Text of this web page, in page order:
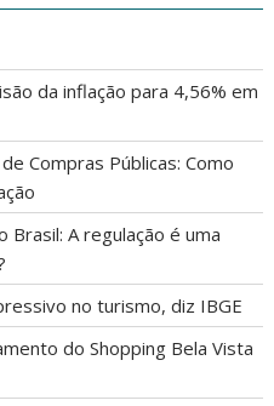
da inflação para 4,56% em
Compras Públicas: Como
Brasil: A regulação é uma
no turismo, diz IBGE
do Shopping Bela Vista